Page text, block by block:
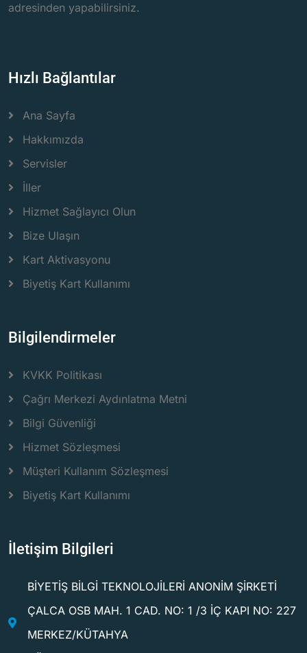
adresinden yapabilirsiniz.
Hızlı Bağlantılar
Ana Sayfa
Hakkımızda
Servisler
İller
Hizmet Sağlayıcı Olun
Bize Ulaşın
Kart Aktivasyonu
Biyetiş Kart Kullanımı
Bilgilendirmeler
KVKK Politikası
Çağrı Merkezi Aydınlatma Metni
Bilgi Güvenliği
Hizmet Sözleşmesi
Müşteri Kullanım Sözleşmesi
Biyetiş Kart Kullanımı
İletişim Bilgileri
BİYETİŞ BİLGİ TEKNOLOJİLERİ ANONİM ŞİRKETİ
ÇALCA OSB MAH. 1 CAD. NO: 1 /3 İÇ KAPI NO: 227
MERKEZ/KÜTAHYA